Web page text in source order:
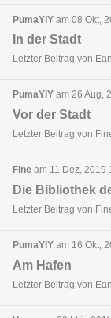
PumaYIY am 08 Okt,
In der Stadt
Letzter Beitrag von
PumaYIY am 26 Aug,
Vor der Stadt
Letzter Beitrag von
Fine am 11 Dez, 2019
Die Bibliothek
Letzter Beitrag von
PumaYIY am 16 Okt,
Am Hafen
Letzter Beitrag von